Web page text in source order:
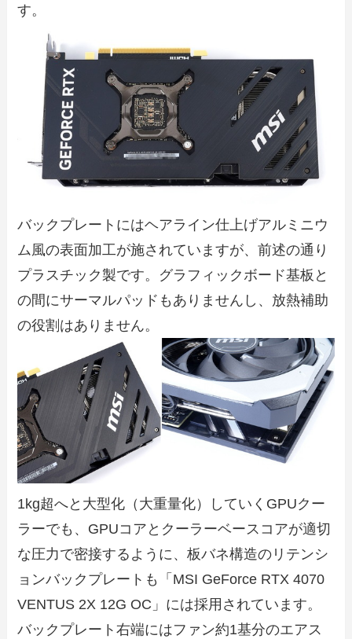
す。
バックプレートにはヘアライン仕上げアルミニウ
ム風の表面加工が施されていますが、前述の通り
プラスチック製です。グラフィックボード基板と
の間にサーマルパッドもありませんし、放熱補助
の役割はありません。
1kg超へと大型化（大重量化）していくGPUクー
ラーでも、GPUコアとクーラーベースコアが適切
な圧力で密接するように、板バネ構造のリテンシ
ョンバックプレートも「MSI GeForce RTX 4070
VENTUS 2X 12G OC」には採用されています。
バックプレート右端にはファン約1基分のエアス